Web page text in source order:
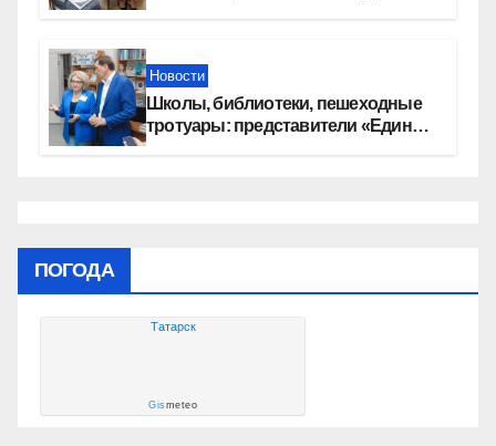
Новости
Школы, библиотеки, пешеходные
тротуары: представители «Единой
ПОГОДА
Татарск
Gismeteo